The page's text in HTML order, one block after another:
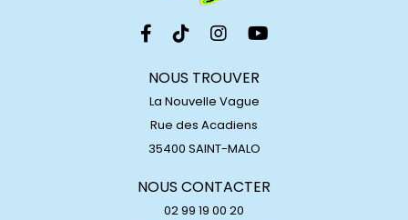
NOUS TROUVER
La Nouvelle Vague
Rue des Acadiens
35400 SAINT-MALO
NOUS CONTACTER
02 99 19 00 20